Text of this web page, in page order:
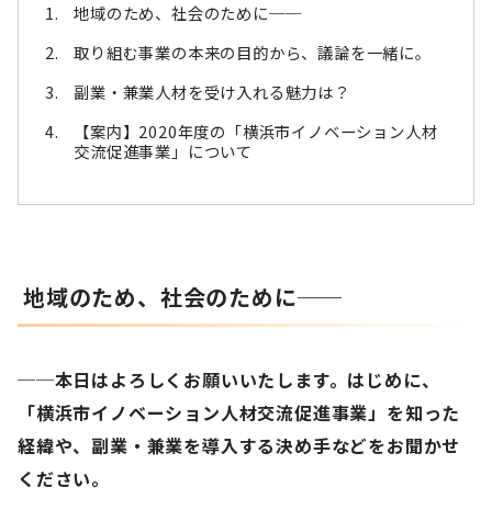
地域のため、社会のために──
取り組む事業の本来の目的から、議論を一緒に。
副業・兼業人材を受け入れる魅力は？
【案内】2020年度の「横浜市イノベーション人材
交流促進事業」について
地域のため、社会のために──
──本日はよろしくお願いいたします。はじめに、
「横浜市イノベーション人材交流促進事業」を知った
経緯や、副業・兼業を導入する決め手などをお聞かせ
ください。